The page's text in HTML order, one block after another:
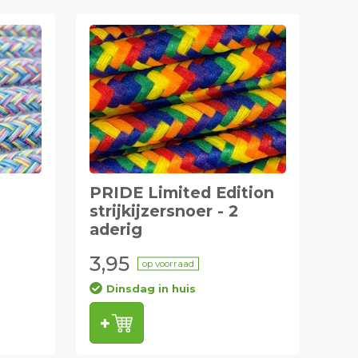
PRIDE Limited Edition
strijkijzersnoer - 2
aderig
3,95 op voorraad
Dinsdag in huis